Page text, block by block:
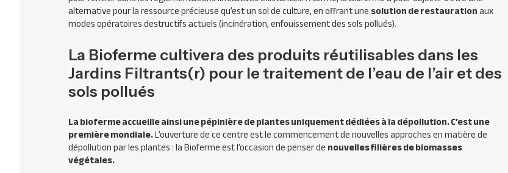
alternative pour la ressource précieuse qu’est un sol de culture, en offrant unesolution de restaurationaux
modes opératoires destructifs actuels (incinération, enfouissement des sols pollués).
La Bioferme cultivera des produits réutilisables dans les
Jardins Filtrants(r) pour le traitement de l’eau de l’air et des
sols pollués
La bioferme accueille ainsi une pépinière de plantes uniquement dédiées à la dépollution. C’est une
première mondiale.L’ouverture de ce centre est le commencement de nouvelles approches en matière de
dépollution par les plantes : la Bioferme est l’occasion de penser denouvelles filières de biomasses
végétales.